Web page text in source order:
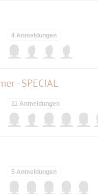
4 Anmeldungen
- SPECIAL
11 Anmeldungen
5 Anmeldungen